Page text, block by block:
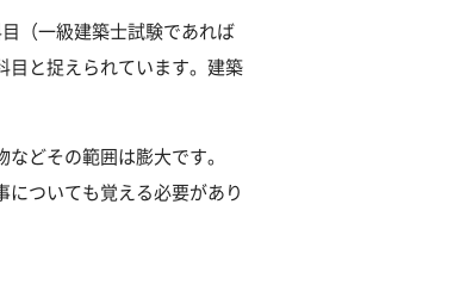
（一級建築士試験であれば
目と捉えられています。建築
どその範囲は膨大です。
ついても覚える必要があり